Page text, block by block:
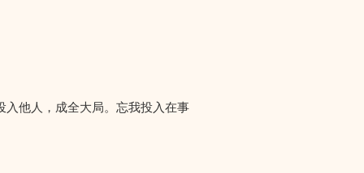
他人，成全大局。忘我投入在事